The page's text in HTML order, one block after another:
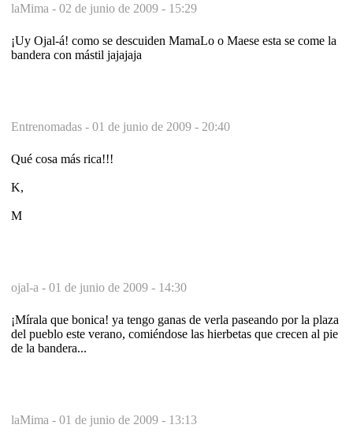
laMima - 02 de junio de 2009 - 15:29
¡Uy Ojal-á! como se descuiden MamaLo o Maese esta se come la
bandera con mástil jajajaja
Entrenomadas - 01 de junio de 2009 - 20:40
Qué cosa más rica!!!
K,
M
ojal-a - 01 de junio de 2009 - 14:30
¡Mírala que bonica! ya tengo ganas de verla paseando por la plaza
del pueblo este verano, comiéndose las hierbetas que crecen al pie
de la bandera...
laMima - 01 de junio de 2009 - 13:13